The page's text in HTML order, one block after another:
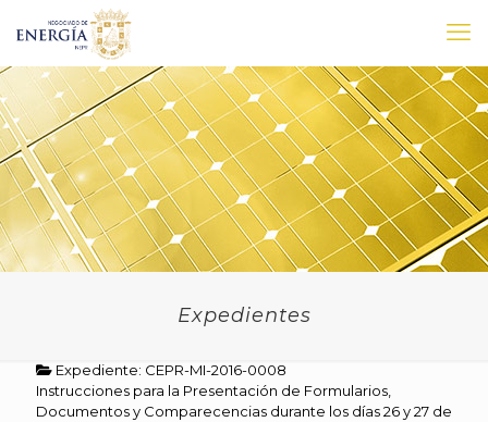
Expedientes
Expediente: CEPR-MI-2016-0008
Instrucciones para la Presentación de Formularios,
Documentos y Comparecencias durante los días 26 y 27 de